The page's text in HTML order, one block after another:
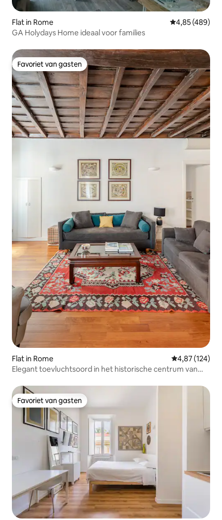
Flat in Rome Gemiddelde
4,85 (489)
GA Holydays Home ideaal voor families
Favoriet van gasten
Favoriet van gasten
Flat in Rome Gemiddelde
4,87 (124)
Elegant toevluchtsoord in het historische centrum van
Favoriet van gasten
Favoriet van gasten